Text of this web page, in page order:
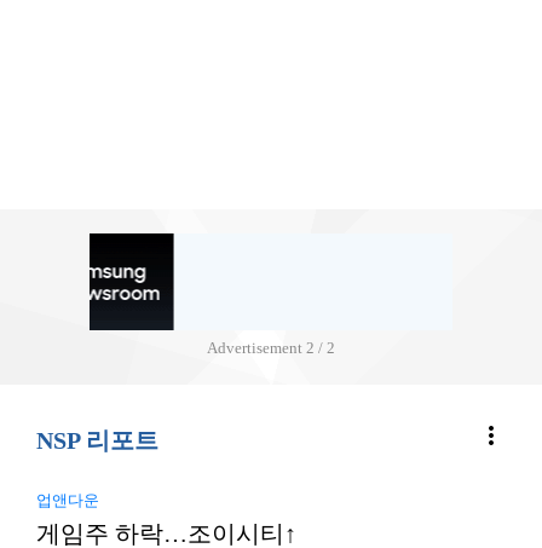
Advertisement 2 / 2
NSP 리포트 more_vert
업앤다운
게임주 하락…조이시티↑